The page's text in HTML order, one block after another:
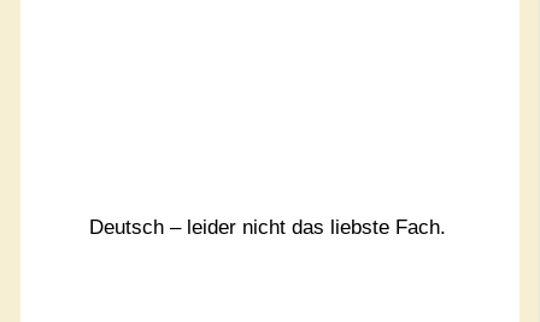
Deutsch – leider nicht das liebste Fach.